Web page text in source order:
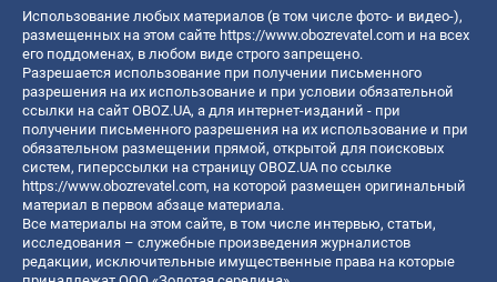
Использование любых материалов (в том числе фото- и видео-),
размещенных на этом сайте https://www.obozrevatel.com и на всех
его поддоменах, в любом виде строго запрещено.
Разрешается использование при получении письменного
разрешения на их использование и при условии обязательной
ссылки на сайт OBOZ.UA, а для интернет-изданий - при
получении письменного разрешения на их использование и при
обязательном размещении прямой, открытой для поисковых
систем, гиперссылки на страницу OBOZ.UA по ссылке
https://www.obozrevatel.com, на которой размещен оригинальный
материал в первом абзаце материала.
Все материалы на этом сайте, в том числе интервью, статьи,
исследования – служебные произведения журналистов
редакции, исключительные имущественные права на которые